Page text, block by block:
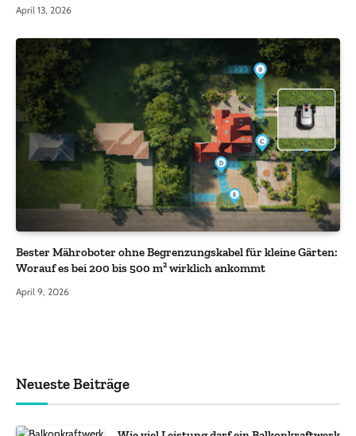
April 13, 2026
Bester Mähroboter ohne Begrenzungskabel für kleine Gärten:
Worauf es bei 200 bis 500 m² wirklich ankommt
April 9, 2026
Neueste Beiträge